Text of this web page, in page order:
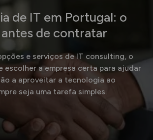
de IT em Portugal: o
de contratar
e serviços de IT consulting, o
escolher a empresa certa para ajudar
a aproveitar a tecnologia ao
seja uma tarefa simples.